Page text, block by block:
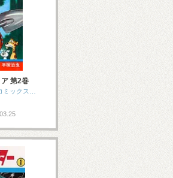
第2巻
ミックス…